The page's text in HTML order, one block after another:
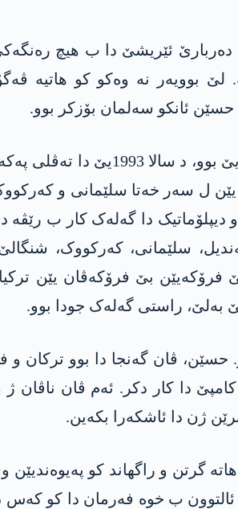
دەربارێ ئێریشێ دا ب هیچ
لێ بوویەر نە وەکو کو ھاتیە
ئانکو سەلمان بۆزکر بوو.
در حسێن وەکی ناڤەکی گرنگ دهێتە ناسین، کو خوەندەکارێ
ل سەر خەتا سلێمانی و
دا گەلەک کار ب رێڤە
سلێمانی، کەرکووک،
وی یا مەخموورێ د ناڤا 10 رۆژان دا، ئەو ژ لایێ فرۆکەیێن
بەلێ، راستی گەلەک جودا بوو.
ڤان گەنجا دا بوو ترکان و
دا کار دکر. ئەم ڤان ناڤان ژ
ژن دا ئاشکەرا بکەین.
و راگھاند کو پەیوەندیێن
ئالتوون ب خوە فەرمان دا کو